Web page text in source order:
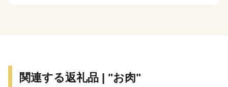
も記載されており、その風土記に登場する大人（おおひ
関連する返礼品 | "お肉"